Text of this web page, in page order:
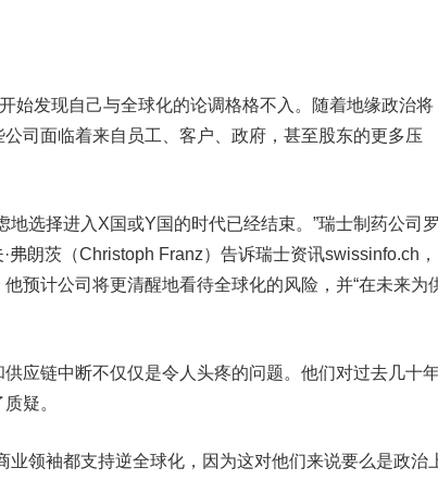
发现自己与全球化的论调格格不入。随着地缘政治将
司面临着来自员工、客户、政府，甚至股东的更多压
选择进入X国或Y国的时代已经结束。”瑞士制药公司罗
弗朗茨（Christoph Franz）告诉瑞士资讯swissinfo.ch，
预计公司将更清醒地看待全球化的风险，并“在未来为
链中断不仅仅是令人头疼的问题。他们对过去几十
疑。
领袖都支持逆全球化，因为这对他们来说要么是政治